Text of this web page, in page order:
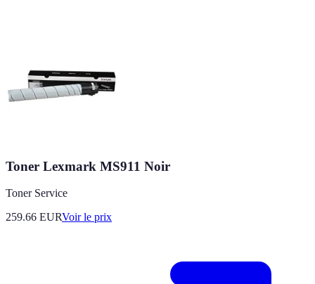
Toner Lexmark MS911 Noir
Toner Service
259.66 EURVoir le prix